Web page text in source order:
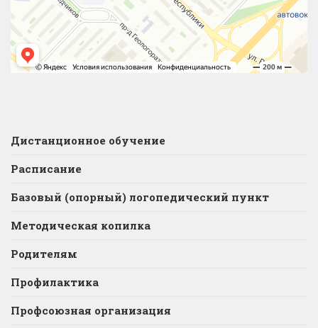
Дистанционное обучение
Расписание
Базовый (опорный) логопедический пункт
Методическая копилка
Родителям
Профилактика
Профсоюзная организация